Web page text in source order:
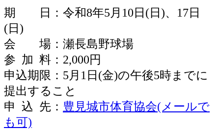
期 日：令和8年5月10日(日)、17日
(日)
会 場：瀬長島野球場
参 加 料：2,000円
申込期限：5月1日(金)の午後5時までに
提出すること
申 込 先： 豊見城市体育協会(メールで
も可)